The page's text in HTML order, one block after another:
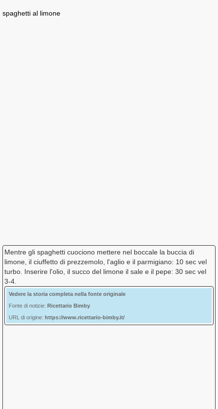
spaghetti al limone
Mentre gli spaghetti cuociono mettere nel boccale la buccia di
limone, il ciuffetto di prezzemolo, l'aglio e il parmigiano: 10 sec vel
turbo. Inserire l'olio, il succo del limone il sale e il pepe: 30 sec vel
3-4.
Vedere la storia completa nella fonte originale
Fonte di notizie: Ricettario Bimby
URL di origine: https://www.ricettario-bimby.it/